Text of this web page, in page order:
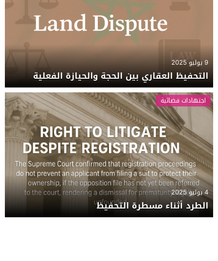
9 يوليو 2025
التحفيظ العقاري بين الحجة والحيازة الفعلية
اجتهادات قضائية
4 يوليو 2025
الطرد أثناء مسطرة التحفيظ